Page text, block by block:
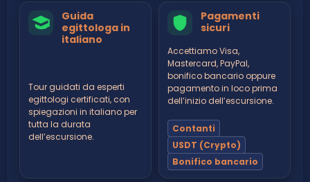
Guida
egittologa in
italiano
Tour guidati da esperti
egittologi certificati, con
spiegazioni in italiano per
tutta la durata
dell’escursione.
Pagamenti
sicuri
Accettiamo Visa,
Mastercard, PayPal,
bonifico bancario oppure
pagamento in loco prima
dell’inizio dell’escursione.
Contanti
USDT (Crypto)
Bonifico bancario